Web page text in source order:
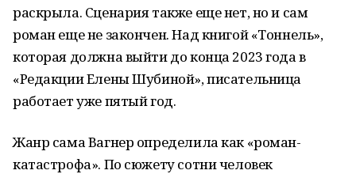
раскрыла. Сценария также еще нет, но и сам
роман еще не закончен. Над книгой «Тоннель»,
которая должна выйти до конца 2023 года в
«Редакции Елены Шубиной», писательница
работает уже пятый год.
Жанр сама Вагнер определила как «роман-
катастрофа». По сюжету сотни человек